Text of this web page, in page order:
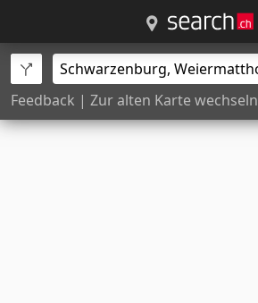
Feedback | Zur alten Karte wechseln